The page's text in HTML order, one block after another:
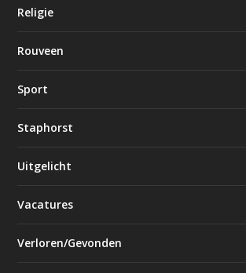
Religie
Rouveen
Sport
Staphorst
Uitgelicht
Vacatures
Verloren/Gevonden